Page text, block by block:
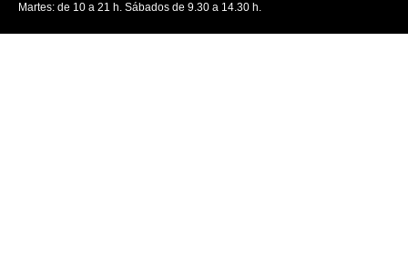
Martes: de 10 a 21 h. Sábados de 9.30 a 14.30 h.